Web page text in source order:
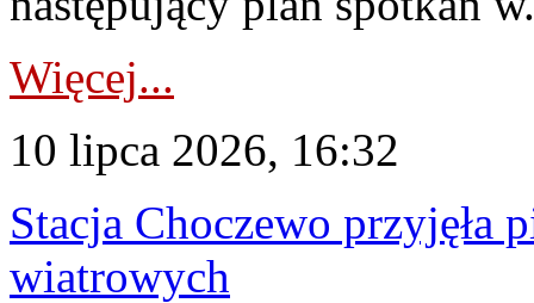
Więcej...
10 lipca 2026, 16:32
Stacja Choczewo przyjęła
wiatrowych